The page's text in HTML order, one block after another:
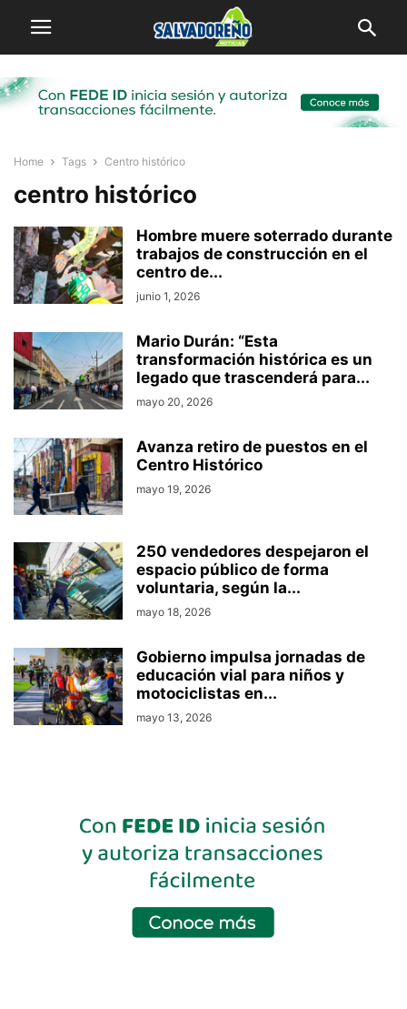
Home Tags Centro histórico
centro histórico
Hombre muere soterrado durante
trabajos de construcción en el
centro de...
junio 1, 2026
Mario Durán: “Esta
transformación histórica es un
legado que trascenderá para...
mayo 20, 2026
Avanza retiro de puestos en el
Centro Histórico
mayo 19, 2026
250 vendedores despejaron el
espacio público de forma
voluntaria, según la...
mayo 18, 2026
Gobierno impulsa jornadas de
educación vial para niños y
motociclistas en...
mayo 13, 2026